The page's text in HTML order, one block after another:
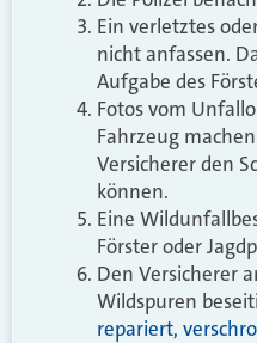
Ein verletztes
nicht anfassen.
Aufgabe des
Fotos vom
Fahrzeug
Versicherer den
können.
Eine
Förster oder
Den Versicherer
Wildspuren
repariert,